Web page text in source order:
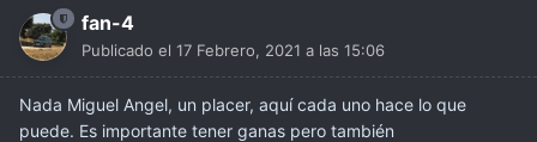
fan-4
Publicado el 17 Febrero, 2021 a las 15:06
Nada Miguel Angel, un placer, aquí cada uno hace lo que
puede. Es importante tener ganas pero también